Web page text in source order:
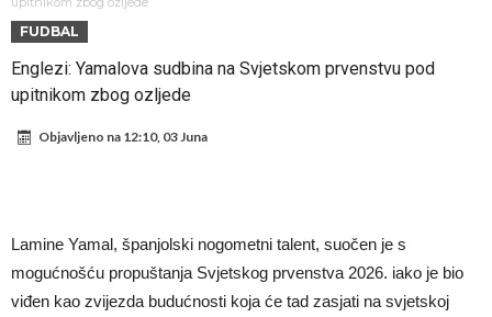
oprati
Ko je uvjerio Rodrija da izabere Barcelonu?
Ulazim na stadion da raznesem Mesija sa četiri bombe
FUDBAL
Englezi: Yamalova sudbina na Svjetskom prvenstvu pod
upitnikom zbog ozljede
Objavljeno na 12:10, 03 Juna
Lamine Yamal, španjolski nogometni talent, suočen je s
mogućnošću propuštanja Svjetskog prvenstva 2026. iako je bio
viđen kao zvijezda budućnosti koja će tad zasjati na svjetskoj